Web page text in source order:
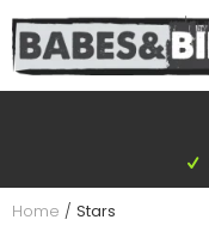
Home / Stars